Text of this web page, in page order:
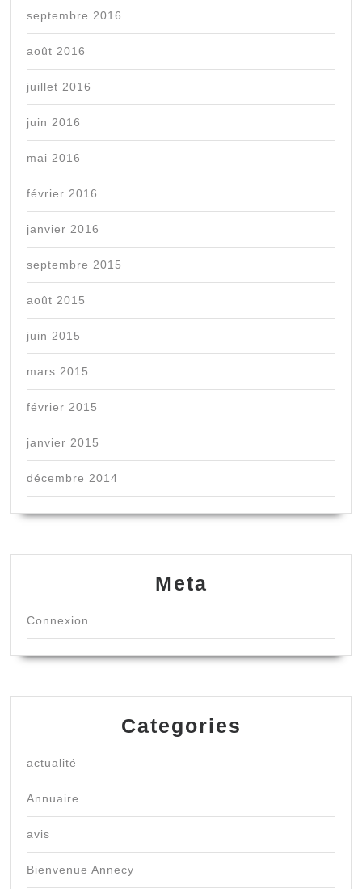
septembre 2016
août 2016
juillet 2016
juin 2016
mai 2016
février 2016
janvier 2016
septembre 2015
août 2015
juin 2015
mars 2015
février 2015
janvier 2015
décembre 2014
Meta
Connexion
Categories
actualité
Annuaire
avis
Bienvenue Annecy